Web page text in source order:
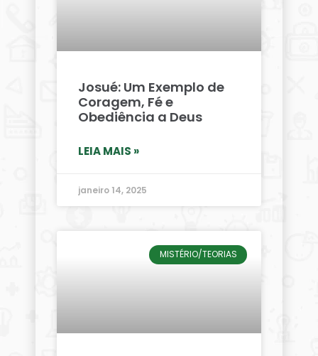
Josué: Um Exemplo de
Coragem, Fé e
Obediência a Deus
LEIA MAIS »
janeiro 14, 2025
MISTÉRIO/TEORIAS